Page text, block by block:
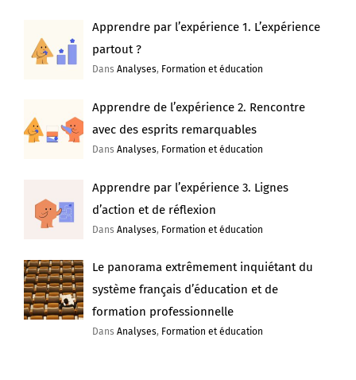
Apprendre par l’expérience 1. L’expérience
partout ?
DansAnalyses, Formation et éducation
Apprendre de l’expérience 2. Rencontre
avec des esprits remarquables
DansAnalyses, Formation et éducation
Apprendre par l’expérience 3. Lignes
d’action et de réflexion
DansAnalyses, Formation et éducation
Le panorama extrêmement inquiétant du
système français d’éducation et de
formation professionnelle
DansAnalyses, Formation et éducation